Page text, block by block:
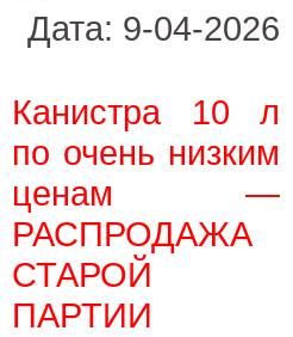
Дата: 9-04-2026
Канистра 10 л
по очень низким
ценам —
РАСПРОДАЖА
СТАРОЙ
ПАРТИИ